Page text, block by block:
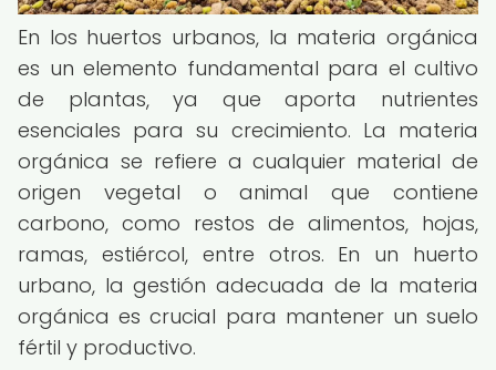
En los huertos urbanos, la materia orgánica
es un elemento fundamental para el cultivo
de plantas, ya que aporta nutrientes
esenciales para su crecimiento. La materia
orgánica se refiere a cualquier material de
origen vegetal o animal que contiene
carbono, como restos de alimentos, hojas,
ramas, estiércol, entre otros. En un huerto
urbano, la gestión adecuada de la materia
orgánica es crucial para mantener un suelo
fértil y productivo.